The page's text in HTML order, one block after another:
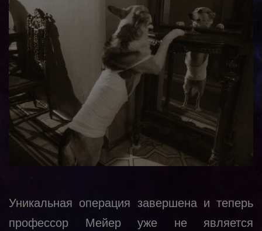
Уникальная операция завершена и теперь
профессор Мейер уже не является